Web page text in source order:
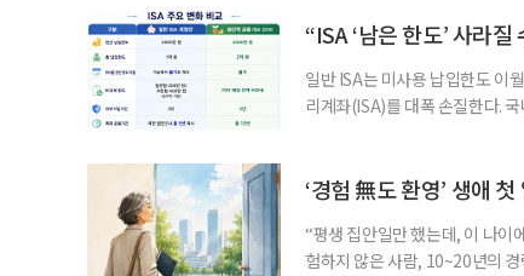
부가 각자 집 한 채씩을 보유하면
“ISA ‘남은 한도’ 사라
일반 ISA는 미사용 납입한도 이
리계좌(ISA)를 대폭 손질한다.
기 때문이다. 지난 3일 발표된 세
‘경험 無도 환영’ 생애
“평생 집안일만 했는데, 이 나이
험하지 않은 사람, 10~20년의 경